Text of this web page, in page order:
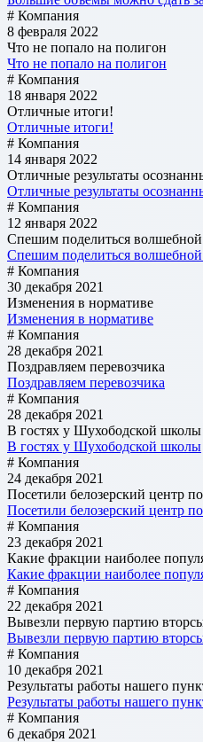
# Компания
8 февраля 2022
Что не попало на полигон
Что не попало на полигон
# Компания
18 января 2022
Отличные итоги!
Отличные итоги!
# Компания
14 января 2022
Отличные результаты
Отличные результаты
# Компания
12 января 2022
Спешим поделиться
Спешим поделиться
# Компания
30 декабря 2021
Изменения в нормативе
Изменения в нормативе
# Компания
28 декабря 2021
Поздравляем перевозчика
Поздравляем перевозчика
# Компания
28 декабря 2021
В гостях у Шухободской школы
В гостях у Шухободской школы
# Компания
24 декабря 2021
Посетили белозерский центр
Посетили белозерский центр
# Компания
23 декабря 2021
Какие фракции наиболее
Какие фракции наиболее
# Компания
22 декабря 2021
Вывезли первую партию
Вывезли первую партию
# Компания
10 декабря 2021
Результаты работы нашего
Результаты работы нашего
# Компания
6 декабря 2021